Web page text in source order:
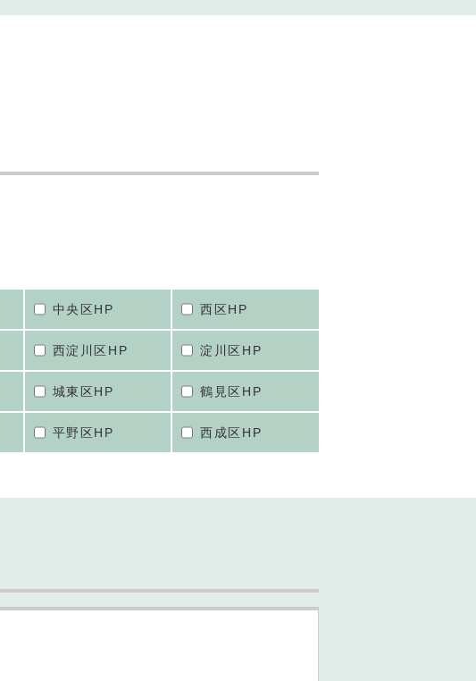
中央区HP 西区HP
西淀川区HP 淀川区HP
城東区HP 鶴見区HP
平野区HP 西成区HP